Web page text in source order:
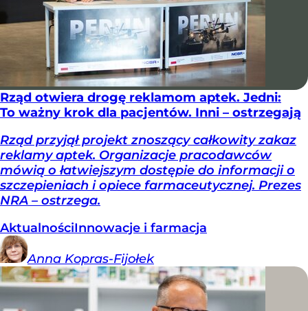
Rząd otwiera drogę reklamom aptek. Jedni:
To ważny krok dla pacjentów. Inni – ostrzegają
Rząd przyjął projekt znoszący całkowity zakaz
reklamy aptek. Organizacje pracodawców
mówią o łatwiejszym dostępie do informacji o
szczepieniach i opiece farmaceutycznej. Prezes
NRA – ostrzega.
AktualnościInnowacje i farmacja
Anna Kopras-Fijołek